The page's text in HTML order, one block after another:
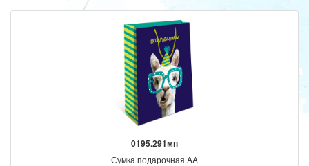
0195.291мп
Сумка подарочная AA